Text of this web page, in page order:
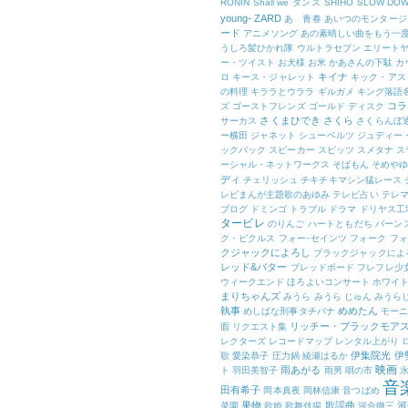
RONIN Shall we ダンス SHIHO SLOW
young- ZARD あゝ青春 あいつのモンター
ード アニメソング あの素晴しい曲をもう一
うしろ髪ひかれ隊 ウルトラセブン エリート
ー・ツイスト お犬様 お米 かあさんの下駄 カ
ロ キース・ジャレット キイナ キック・アス
の料理 キララとウララ ギルガメ キング落語
ズ ゴーストフレンズ ゴールド ディスク コ
サーカス さくまひでき さくら さくらんぼ
ー横田 ジャネット シューベルツ ジュディー
ックバック スピーカー スピッツ スメタナ ス
ーシャル・ネットワークス そばもん そめや
ディ チェリッシュ チキチキマシン猛レース
レビまんが主題歌のあゆみ テレビ占い テレ
ブログ ドミンゴ トラブル ドラマ ドリヤス工
タービレ のりんご ハートともだち バーン
ク・ピクルス
フォー･セインツ フォーク フ
クジャックによろし ブラックジャックによ
レッド&バター ブレッドボード フレフレ少
ウィークエンド ほろよいコンサート ホワイ
まりちゃんズ みうら みうら じゅん みうら
執事 めしばな刑事タチバナ めめたん モー
面 リクエスト集 リッチー・ブラックモア
レクターズ レコードマップ レンタル上がり
歌 愛染恭子 圧力鍋 綾瀬はるか 伊集院光 伊
ト 羽田美智子 雨あがる 雨男 唄の市 映画
田有希子 岡本真夜 岡林信康 音つばめ 音
菜園 果物 歌姫 歌舞伎揚 歌謡曲 河合徹三